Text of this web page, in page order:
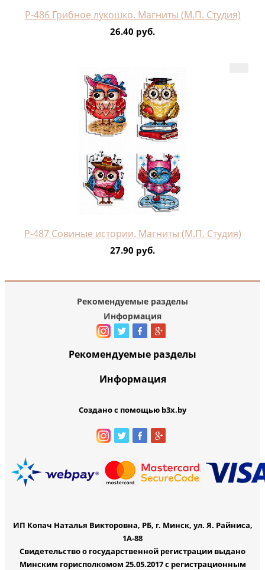
Р-486 Грибное лукошко. Магниты (М.П. Студия)
26.40 руб.
Р-487 Совиные истории. Магниты (М.П. Студия)
27.90 руб.
Рекомендуемые разделы
Информация
Рекомендуемые разделы
Информация
Создано с помощью b3x.by
ИП Копач Наталья Викторовна, РБ, г. Минск, ул. Я. Райниса,
1А-88
Свидетельство о государственной регистрации выдано
Минским горисполкомом 25.05.2017 с регистрационным